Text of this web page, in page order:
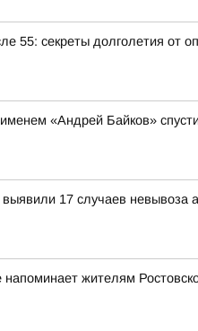
55: секреты долголетия от
«Андрей Байков»
выявили 17 случаев невывоза
жителям